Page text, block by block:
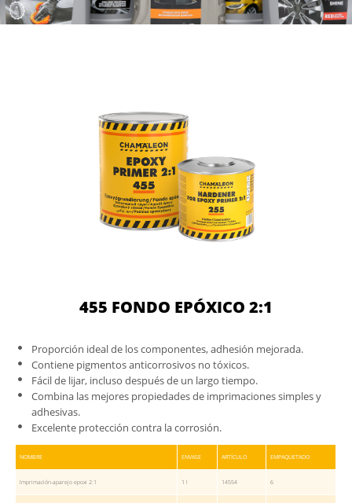
455 FONDO EPÓXICO 2:1
Proporción ideal de los componentes, adhesión mejorada.
Contiene pigmentos anticorrosivos no tóxicos.
Fácil de lijar, incluso después de un largo tiempo.
Combina las mejores propiedades de imprimaciones simples y
adhesivas.
Excelente protección contra la corrosión.
NOMBRE ENVASE ARTÍCULO EMPAQUETADO
Imprimación-aparejo epoxi 2:1 1 l 14554 6